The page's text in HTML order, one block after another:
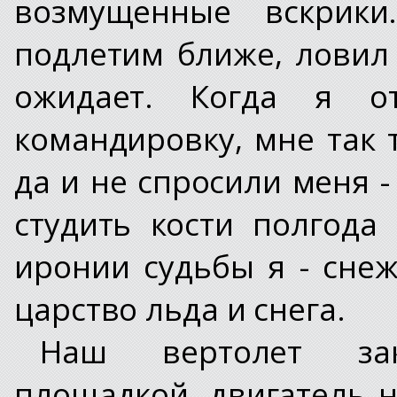
возмущенные
подлетим ближе,
ожидает. Когда я
командировку, мне так
да и не спросили меня
студить кости
иронии судьбы я -
царство льда и снега.
Наш вертолет